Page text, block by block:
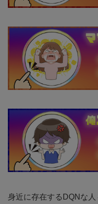
身近に存在するDQNな